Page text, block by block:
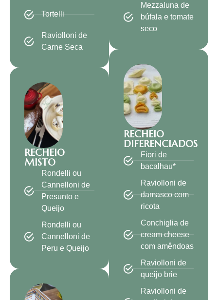
Tortelli
Raviolloni de
Carne Seca
RECHEIO
MISTO
Rondelli ou
Cannelloni de
Presunto e
Queijo
Rondelli ou
Cannelloni de
Peru e Queijo
Mezzaluna de
búfala e tomate
seco
RECHEIO
DIFERENCIADOS
Fiori de
bacalhau*
Raviolloni de
damasco com
ricota
Conchiglia de
cream cheese
com amêndoas
Raviolloni de
queijo brie
Raviolloni de